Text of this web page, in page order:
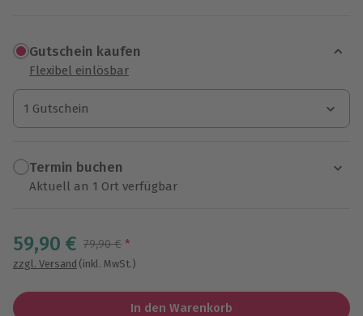
Gutschein kaufen
Flexibel einlösbar
1 Gutschein
1 Gutschein
1 Gutschein
Termin buchen
Aktuell an 1 Ort verfügbar
59,90 € Streichpreis
79,90 € *
zzgl. Versand (inkl. MwSt.)
In den Warenkorb